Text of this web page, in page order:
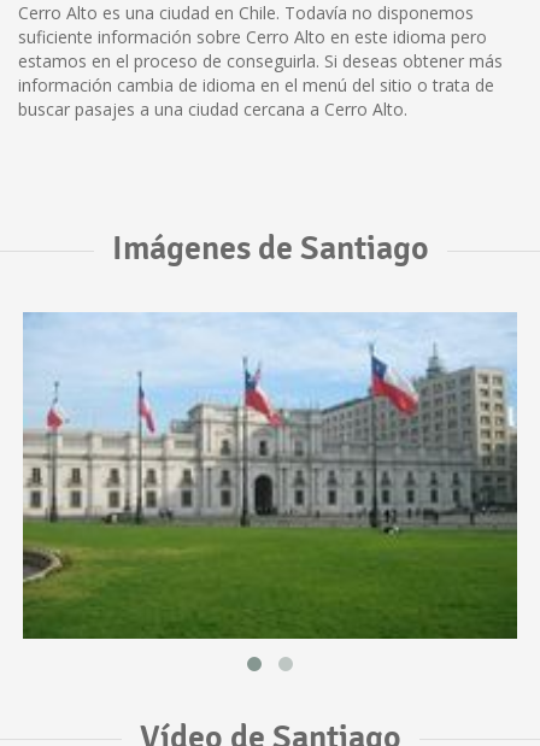
Cerro Alto es una ciudad en Chile. Todavía no disponemos
suficiente información sobre Cerro Alto en este idioma pero
estamos en el proceso de conseguirla. Si deseas obtener más
información cambia de idioma en el menú del sitio o trata de
buscar pasajes a una ciudad cercana a Cerro Alto.
Imágenes de Santiago
Vídeo de Santiago